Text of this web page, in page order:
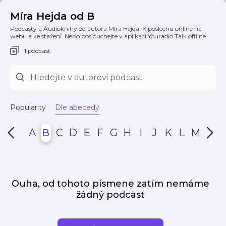
Míra Hejda od B
Podcasty a Audioknihy od autora Míra Hejda. K poslechu online na
webu a ke stažení. Nebo poslouchejte v aplikaci Youradio Talk offline.
1 podcast
Popularity Dle abecedy
A B C D E F G H I J K L M N
Ouha, od tohoto písmene zatím nemáme
žádný podcast